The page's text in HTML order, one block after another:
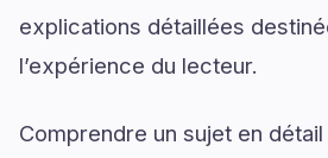
explications détaillées
l’expérience du lecteur.
Comprendre un sujet en